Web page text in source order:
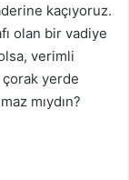
kaçıyoruz.
olan bir vadiye
verimli
çorak yerde
mıydın?